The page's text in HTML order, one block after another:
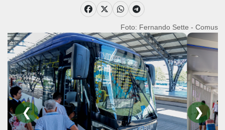
Foto: Fernando Sette - Comus
❮ ❯